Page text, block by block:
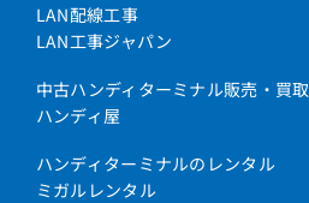
LAN配線工事
LAN工事ジャパン
中古ハンディターミナル販売・買取
ハンディ屋
ハンディターミナルのレンタル
ミガルレンタル